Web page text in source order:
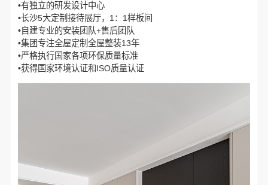
•有独立的研发设计中心
•长沙5大定制接待展厅，1：1样板间
•自建专业的安装团队+售后团队
•集团专注全屋定制全屋整装13年
•严格执行国家各项环保质量标准
•获得国家环境认证和ISO质量认证